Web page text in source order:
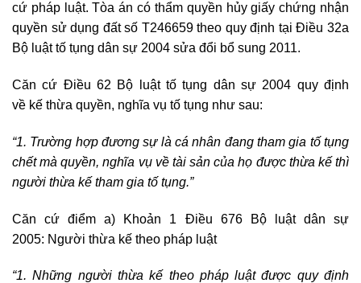
cứ pháp luật. Tòa án có thẩm quyền hủy giấy chứng nhận
quyền sử dụng đất số T246659 theo quy định tại Điều 32a
Bộ luật tố tụng dân sự 2004 sửa đổi bổ sung 2011.
Căn cứ Điều 62 Bộ luật tố tụng dân sự 2004 quy định
về kế thừa quyền, nghĩa vụ tố tụng như sau:
“1. Trường hợp đương sự là cá nhân đang tham gia tố tụng
chết mà quyền, nghĩa vụ về tài sản của họ được thừa kế thì
người thừa kế tham gia tố tụng.”
Căn cứ điểm a) Khoản 1 Điều 676 Bộ luật dân sự
2005: Người thừa kế theo pháp luật
“1. Những người thừa kế theo pháp luật được quy định